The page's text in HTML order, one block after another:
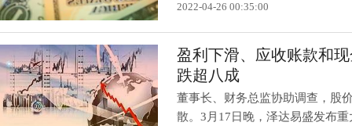
2022-04-26 00:35:00
盈利下滑、应收账款和
跌超八成
董事长、财务总监协助调查，股
散。3月17日晚，泽达易盛发布